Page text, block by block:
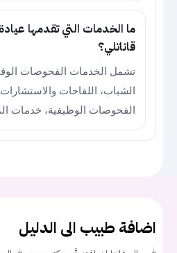
ما الخدمات التي تقدمها
قاناتلي؟
تشمل الخدمات الفحوصات
الشباب، اللقاحات
الفحوصات الوظيفية، خدمات
اضافة طبيب الى الدليل